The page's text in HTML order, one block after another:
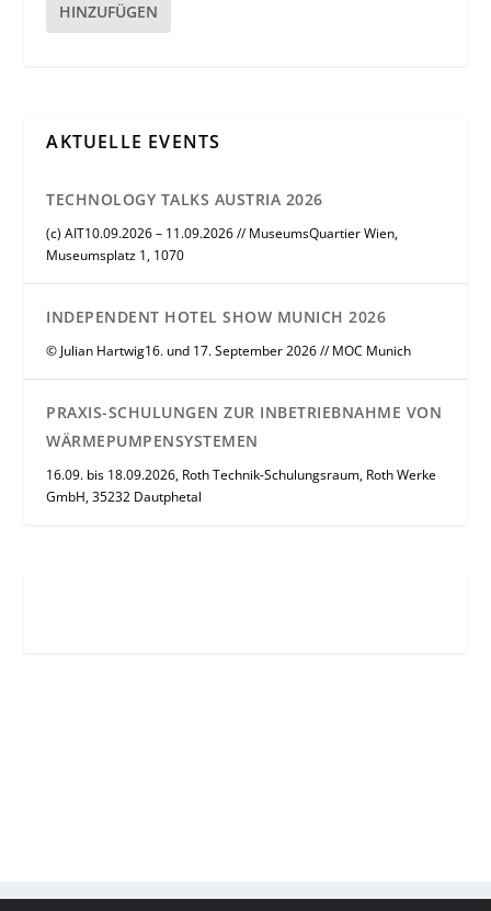
HINZUFÜGEN
AKTUELLE EVENTS
TECHNOLOGY TALKS AUSTRIA 2026
(c) AIT10.09.2026 – 11.09.2026 // MuseumsQuartier Wien,
Museumsplatz 1, 1070
INDEPENDENT HOTEL SHOW MUNICH 2026
© Julian Hartwig16. und 17. September 2026 // MOC Munich
PRAXIS-SCHULUNGEN ZUR INBETRIEBNAHME VON
WÄRMEPUMPENSYSTEMEN
16.09. bis 18.09.2026, Roth Technik-Schulungsraum, Roth Werke
GmbH, 35232 Dautphetal